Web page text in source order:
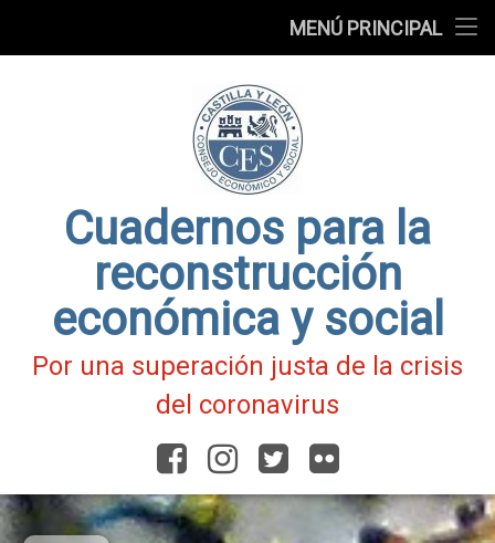
MENÚ PRINCIPAL
Cuadernos para la
reconstrucción
económica y social
Por una superación justa de la crisis
del coronavirus
FacebookInstagram
TwitterFlickr